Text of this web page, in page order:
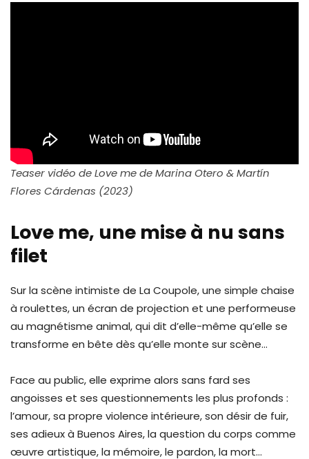
Teaser vidéo de Love me de Marina Otero & Martín
Flores Cárdenas (2023)
Love me, une mise à nu sans
filet
Sur la scène intimiste de La Coupole, une simple chaise
à roulettes, un écran de projection et une performeuse
au magnétisme animal, qui dit d’elle-même qu’elle se
transforme en bête dès qu’elle monte sur scène…
Face au public, elle exprime alors sans fard ses
angoisses et ses questionnements les plus profonds :
l’amour, sa propre violence intérieure, son désir de fuir,
ses adieux à Buenos Aires, la question du corps comme
œuvre artistique, la mémoire, le pardon, la mort…